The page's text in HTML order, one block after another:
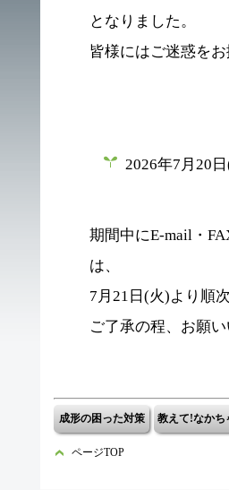
となりました。
皆様にはご迷惑を
2026年7月20
期間中にE-mail・
は、
7月21日(火)より順
ご了承の程、お願い
成形の困った対策 教えて!なかち
ページTOP